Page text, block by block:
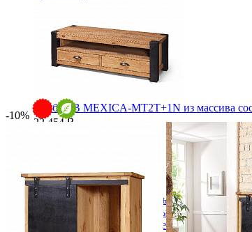
Тумба ТВ MEXICA-MT2T+1N из массива
22 454 ₽
-10%
Спальня
Деревянные кровати с подъемным
Кровати односпальные с подъемным
Кровати двуспальные с подъемным
-10%